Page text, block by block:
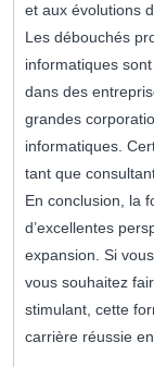
et aux évolutions
Les débouchés
informatiques
dans des
grandes
informatiques.
tant que
En conclusion, la
d’excellentes
expansion. Si
vous souhaitez
stimulant, cette
carrière réussie